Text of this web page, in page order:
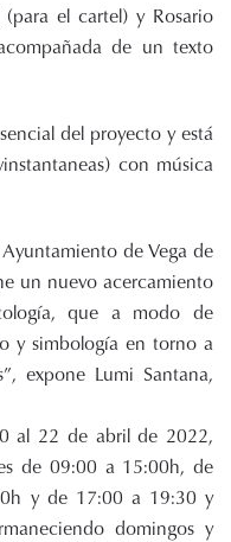
el cartel) y Rosario
de un texto
del proyecto y está
con música
de Vega de
un nuevo acercamiento
que a modo de
y simbología en torno a
expone Lumi Santana,
al 22 de abril de 2022,
de 09:00 a 15:00h, de
y de 17:00 a 19:30 y
domingos y